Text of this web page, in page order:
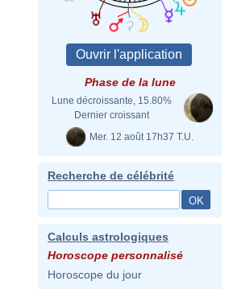
Phase de la lune
Lune décroissante, 15.80%
Dernier croissant
Mer. 12 août 17h37 T.U.
Recherche de célébrité
Calculs astrologiques
Horoscope personnalisé
Horoscope du jour